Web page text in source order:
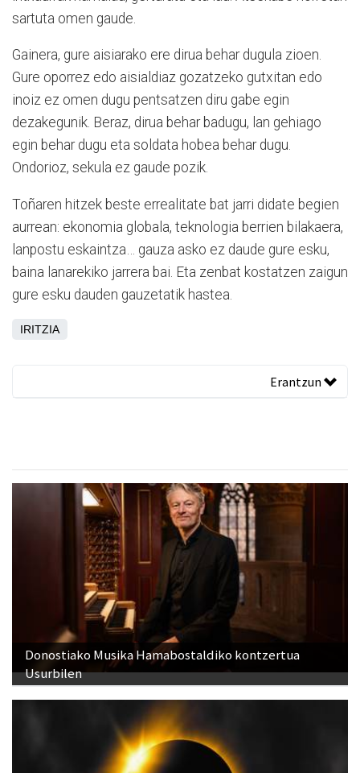
sartuta omen gaude.
Gainera, gure aisiarako ere dirua behar dugula zioen.
Gure oporrez edo aisialdiaz gozatzeko gutxitan edo
inoiz ez omen dugu pentsatzen diru gabe egin
dezakegunik. Beraz, dirua behar badugu, lan gehiago
egin behar dugu eta soldata hobea behar dugu.
Ondorioz, sekula ez gaude pozik.
Toñaren hitzek beste errealitate bat jarri didate begien
aurrean: ekonomia globala, teknologia berrien bilakaera,
lanpostu eskaintza… gauza asko ez daude gure esku,
baina lanarekiko jarrera bai. Eta zenbat kostatzen zaigun
gure esku dauden gauzetatik hastea.
IRITZIA
Erantzun
Donostiako Musika Hamabostaldiko kontzertua
Usurbilen